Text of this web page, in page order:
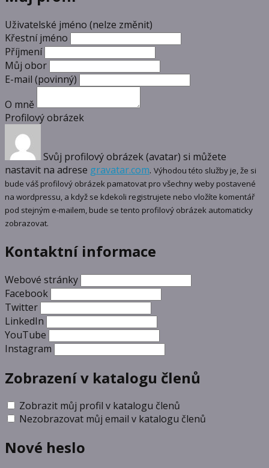
Uživatelské jméno (nelze změnit)
Křestní jméno
Příjmení
Můj obor
E-mail (povinný)
O mně
Profilový obrázek
Svůj profilový obrázek (avatar) si můžete
nastavit na adrese gravatar.com. Výhodou této služby je, že si
bude váš profilový obrázek pamatovat pro všechny weby postavené
na wordpressu, a když se kdekoli registrujete nebo vložíte komentář
pod stejným e-mailem, bude se tento profilový obrázek automaticky
zobrazovat.
Kontaktní informace
Webové stránky
Facebook
Twitter
LinkedIn
YouTube
Instagram
Zobrazení v katalogu členů
Zobrazit můj profil v katalogu členů
Nezobrazovat můj email v katalogu členů
Nové heslo